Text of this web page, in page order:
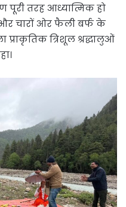
पूरी तरह आध्यात्मिक हो
और चारों ओर फैली बर्फ के
प्राकृतिक त्रिशूल श्रद्धालुओं